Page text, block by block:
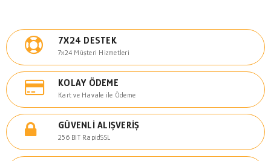
7X24 DESTEK
7x24 Müşteri Hizmetleri
KOLAY ÖDEME
Kart ve Havale ile Ödeme
GÜVENLI ALIŞVERIŞ
256 BIT RapidSSL